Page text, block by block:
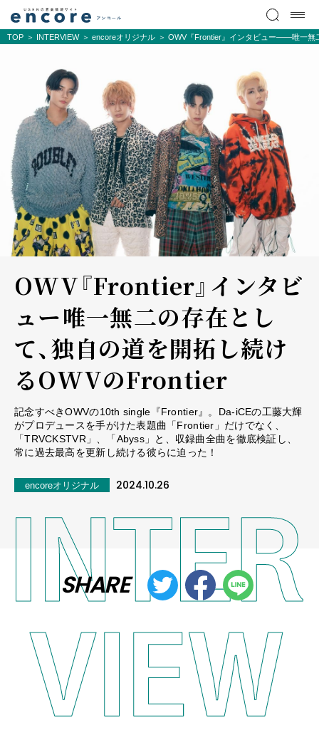
TOP INTERVIEW encoreオリジナル OWV『Frontier』インタビュー――唯一無
OWV『Frontier』インタビ
ュー――唯一無二の存在とし
て、独自の道を開拓し続け
るOWVのFrontier
記念すべきOWVの10th single『Frontier』。Da-iCEの工藤大輝
がプロデュースを手がけた表題曲「Frontier」だけでなく、
「TRVCKSTVR」、「Abyss」と、収録曲全曲を徹底検証し、
常に過去最高を更新し続ける彼らに迫った！
encoreオリジナル 2024.10.26
SHARE